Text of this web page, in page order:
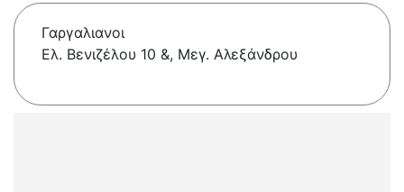
Γαργαλιανοι
Ελ. Βενιζέλου 10 &, Μεγ. Αλεξάνδρου